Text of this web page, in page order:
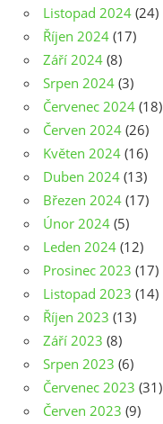
Listopad 2024 (24)
Říjen 2024 (17)
Září 2024 (8)
Srpen 2024 (3)
Červenec 2024 (18)
Červen 2024 (26)
Květen 2024 (16)
Duben 2024 (13)
Březen 2024 (17)
Únor 2024 (5)
Leden 2024 (12)
Prosinec 2023 (17)
Listopad 2023 (14)
Říjen 2023 (13)
Září 2023 (8)
Srpen 2023 (6)
Červenec 2023 (31)
Červen 2023 (9)